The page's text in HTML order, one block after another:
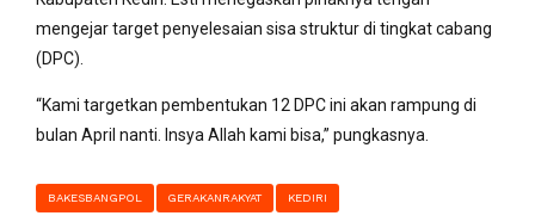
mengejar target penyelesaian sisa struktur di tingkat cabang
(DPC).
“Kami targetkan pembentukan 12 DPC ini akan rampung di
bulan April nanti. Insya Allah kami bisa,” pungkasnya.
BAKESBANGPOL GERAKANRAKYAT KEDIRI